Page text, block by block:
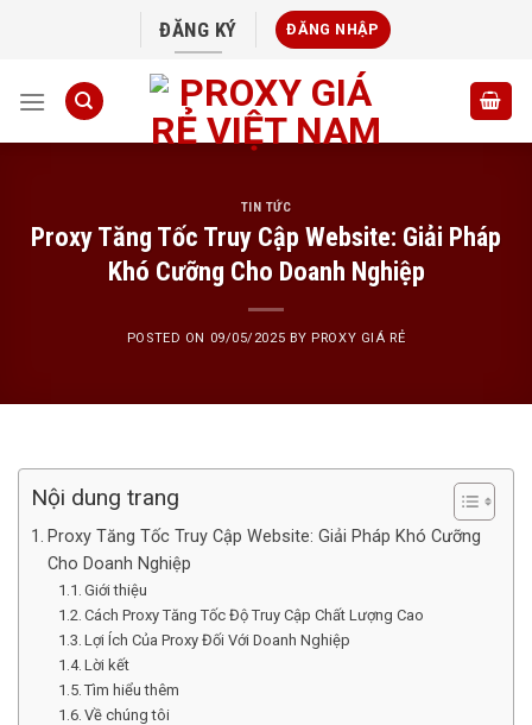
ĐĂNG KÝ ĐĂNG NHẬP
TIN TỨC
Proxy Tăng Tốc Truy Cập Website: Giải Pháp
Khó Cưỡng Cho Doanh Nghiệp
POSTED ON 09/05/2025 BY PROXY GIÁ RẺ
Nội dung trang
Proxy Tăng Tốc Truy Cập Website: Giải Pháp Khó Cưỡng
Cho Doanh Nghiệp
Giới thiệu
Cách Proxy Tăng Tốc Độ Truy Cập Chất Lượng Cao
Lợi Ích Của Proxy Đối Với Doanh Nghiệp
Lời kết
Tìm hiểu thêm
Về chúng tôi